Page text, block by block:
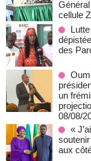
cellule
des
un
08/08/
«
aux